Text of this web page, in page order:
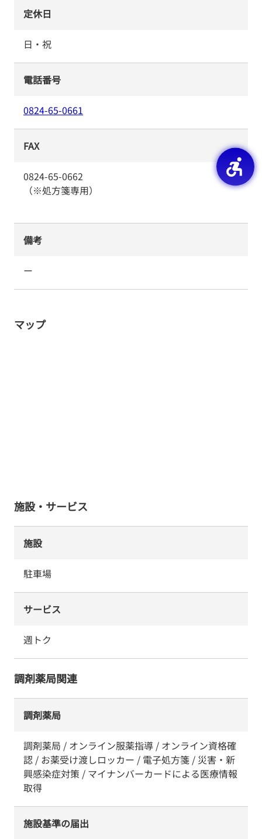
定休日
日・祝
電話番号
0824-65-0661
FAX
0824-65-0662
（※処方箋専用）
備考
ー
マップ
施設・サービス
施設
駐車場
サービス
週トク
調剤薬局関連
調剤薬局
調剤薬局 / オンライン服薬指導 / オンライン資格確
認 / お薬受け渡しロッカー / 電子処方箋 / 災害・新
興感染症対策 / マイナンバーカードによる医療情報
取得
施設基準の届出